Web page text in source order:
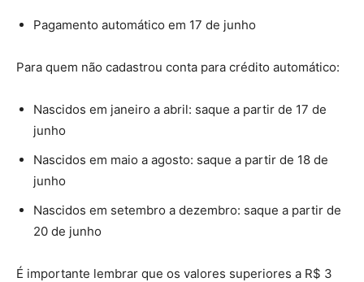
Pagamento automático em 17 de junho
Para quem não cadastrou conta para crédito automático:
Nascidos em janeiro a abril: saque a partir de 17 de
junho
Nascidos em maio a agosto: saque a partir de 18 de
junho
Nascidos em setembro a dezembro: saque a partir de
20 de junho
É importante lembrar que os valores superiores a R$ 3